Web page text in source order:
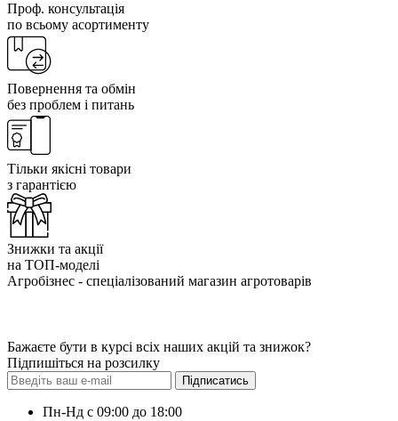
Проф. консультація
по всьому асортименту
Повернення та обмін
без проблем і питань
Тільки якісні товари
з гарантією
Знижки та акції
на ТОП-моделі
Агробізнес - спеціалізований магазин агротоварів
Бажаєте бути в курсі всіх наших акцій та знижок?
Підпишіться на розсилку
Підписатись
Пн-Нд с 09:00 до 18:00